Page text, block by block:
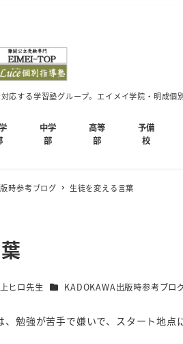
応する学習塾グループ。エイメイ学院・明成個
中学
部
高等
部
予備
校
時参考ブログ 生徒を変える言葉
ヒロ先生 カテゴリー
KADOKAWA出版時参考ブロ
勉強が苦手で嫌いで、スタート地点